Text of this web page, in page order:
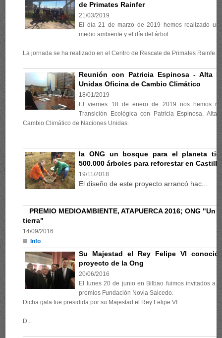
de Primates Rainfer
21/03/2019
El día 21 de marzo de 2019 hemos realizado
medio ambiente y el día del árbol.
La jornada se ha realizado en el Centro de Rescate de Primates Rainfe...
Reunión con Patricia Espinosa - Alta
Unidas Oficina de Cambio Climático
18/01/2019
El viernes 18 de enero de 2019 nos hemos
Transición Ecológica con Patricia Espinosa,
Cambio Climático de Naciones Unidas.
la ONG un bosque para el planeta
500.000 árboles para reforestar en Castill
19/11/2018
El diseño de este proyecto arrancó hac...
PREMIO MEDIOAMBIENTE, ATAPUERCA 2016; ONG
tierra"
14/09/2016
Info
Su Majestad el Rey Felipe VI
proyecto de la Ong
20/06/2016
El lunes 20 de junio en Bilbao fuimos invitados a
premios Fundación Novia Salcedo.
Dicha gala fue presidida por su Majestad el Rey Felipe VI.
D...